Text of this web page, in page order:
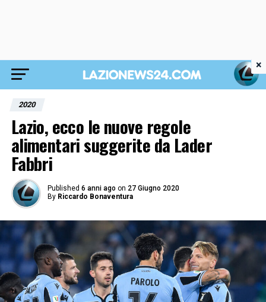
2020
Lazio, ecco le nuove regole
alimentari suggerite da Lader
Fabbri
Published 6 anni ago on 27 Giugno 2020
By Riccardo Bonaventura
×